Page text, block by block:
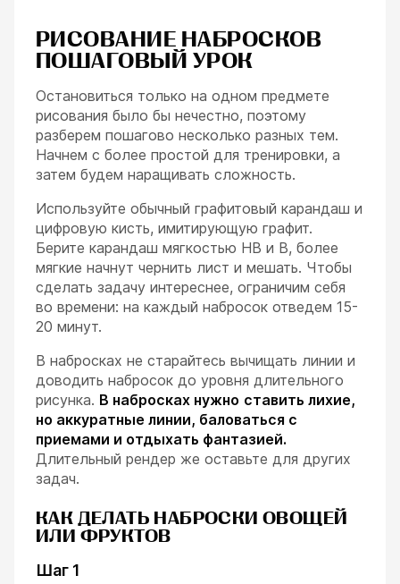
РИСОВАНИЕ НАБРОСКОВ
ПОШАГОВЫЙ УРОК
Остановиться только на одном предмете
рисования было бы нечестно, поэтому
разберем пошагово несколько разных тем.
Начнем с более простой для тренировки, а
затем будем наращивать сложность.
Используйте обычный графитовый карандаш и
цифровую кисть, имитирующую графит.
Берите карандаш мягкостью HB и В, более
мягкие начнут чернить лист и мешать. Чтобы
сделать задачу интереснее, ограничим себя
во времени: на каждый набросок отведем 15-
20 минут.
В набросках не старайтесь вычищать линии и
доводить набросок до уровня длительного
рисунка. В набросках нужно ставить лихие,
но аккуратные линии, баловаться с
приемами и отдыхать фантазией.
Длительный рендер же оставьте для других
задач.
КАК ДЕЛАТЬ НАБРОСКИ ОВОЩЕЙ
ИЛИ ФРУКТОВ
Шаг 1